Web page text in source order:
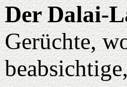
Der Dalai-
Gerüchte,